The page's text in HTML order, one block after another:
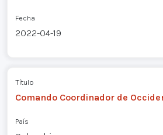
Fecha
2022-04-19
Título
Comando Coordinador de
País